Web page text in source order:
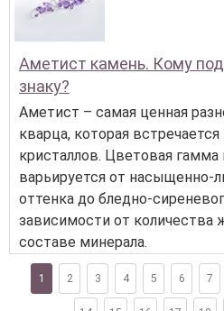
Аметист камень. Кому
знаку?
Аметист – самая ценная
кварца, которая
кристаллов. Цветовая гамма
варьируется от насыщенно-
оттенка до бледно-
зависимости от количества
составе минерала.
1 2 3 4 5 6 7